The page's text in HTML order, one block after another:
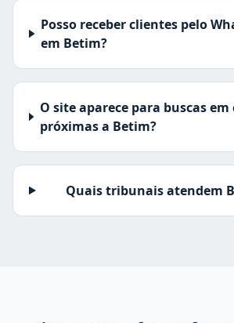
Posso receber clientes pelo
em Betim?
O site aparece para buscas em
próximas a Betim?
Quais tribunais atendem